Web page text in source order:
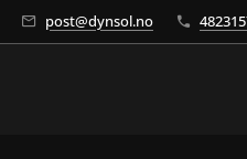
post@dynsol.no